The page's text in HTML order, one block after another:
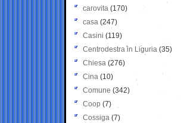
carovita (170)
casa (247)
Casini (119)
Centrodestra in Liguria (35)
Chiesa (276)
Cina (10)
Comune (342)
Coop (7)
Cossiga (7)